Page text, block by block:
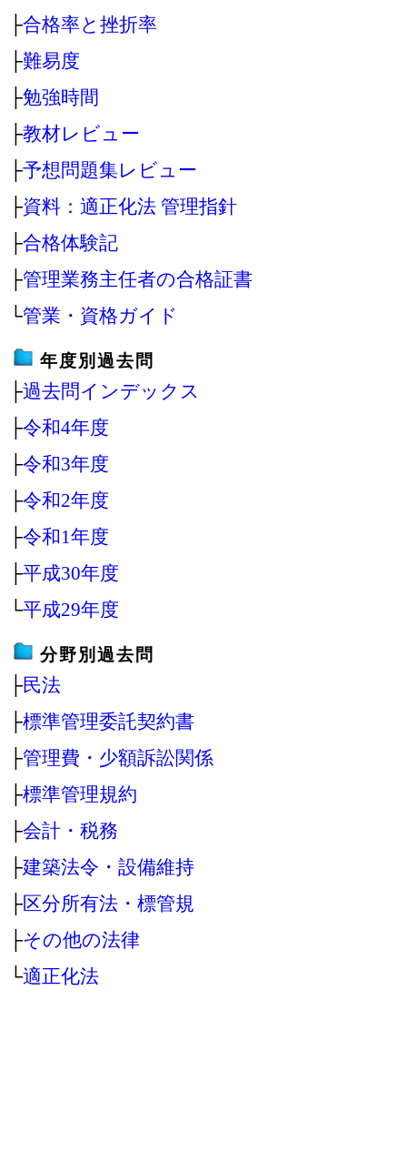
├合格率と挫折率
├難易度
├勉強時間
├教材レビュー
├予想問題集レビュー
├資料：適正化法 管理指針
├合格体験記
├管理業務主任者の合格証書
└管業・資格ガイド
年度別過去問
├過去問インデックス
├令和4年度
├令和3年度
├令和2年度
├令和1年度
├平成30年度
└平成29年度
分野別過去問
├民法
├標準管理委託契約書
├管理費・少額訴訟関係
├標準管理規約
├会計・税務
├建築法令・設備維持
├区分所有法・標管規
├その他の法律
└適正化法